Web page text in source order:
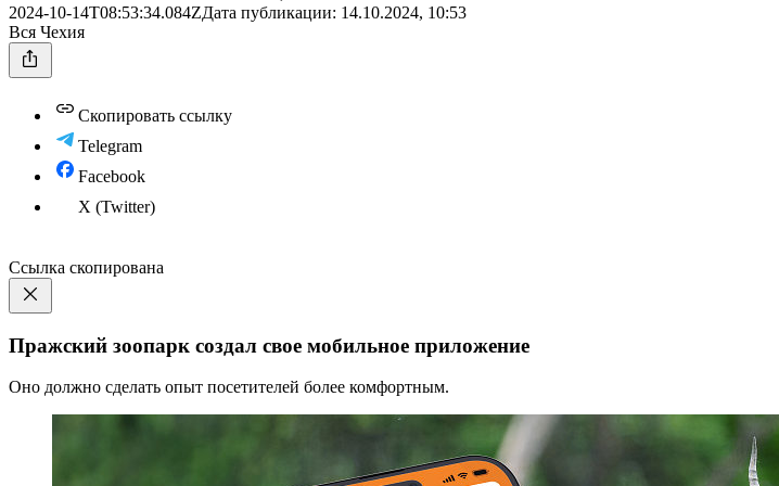
2024-10-14T08:53:34.084ZДата публикации: 14.10.2024, 10:53
Вся Чехия
Скопировать ссылку
Telegram
Facebook
X (Twitter)
Ссылка скопирована
Пражский зоопарк создал свое мобильное приложение
Оно должно сделать опыт посетителей более комфортным.